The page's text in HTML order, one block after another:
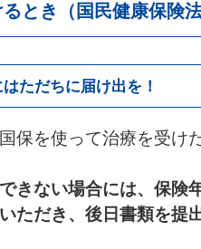
とき（国民健康保険
ただちに届け出を！
保を使って治療を受け
きない場合には、保険
ただき、後日書類を提